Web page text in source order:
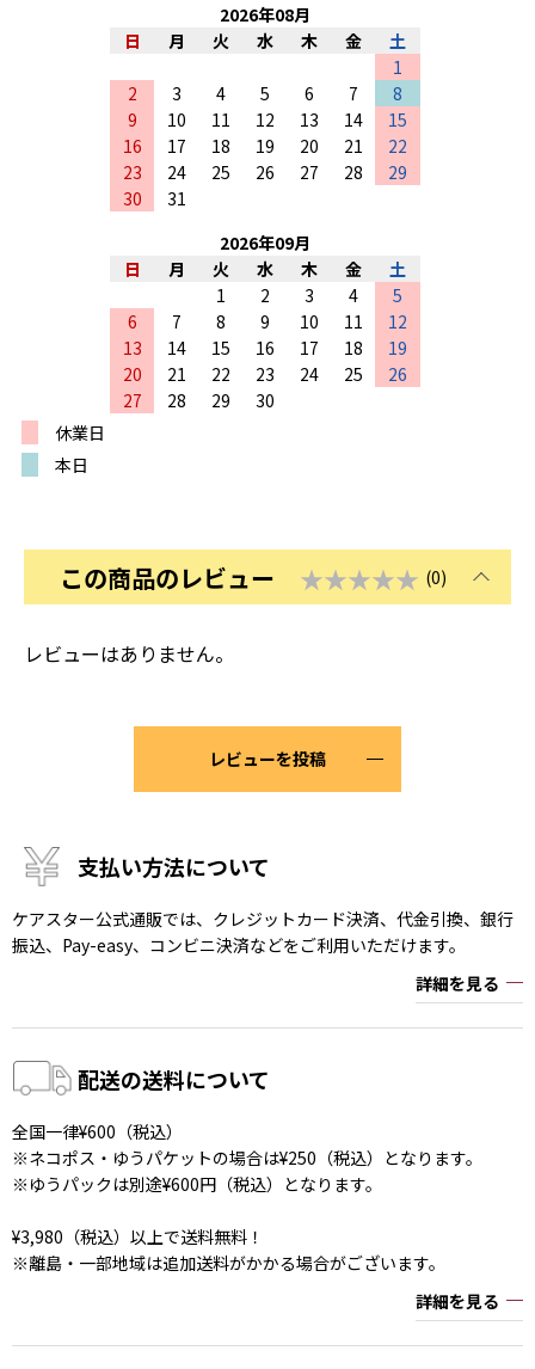
2026年08月
日
月 火 水 木 金
土
1
2
3 4 5 6 7
8
9
10 11 12 13 14
15
16
17 18 19 20 21
22
23
24 25 26 27 28
29
30
31
2026年09月
日
月 火 水 木 金
土
1
2 3 4
5
6
7 8 9 10 11
12
13
14 15 16 17 18
19
20
21 22 23 24 25
26
27
28 29
30
休業日
本日
この商品のレビュー ★★★★★ (0)
レビューはありません。
レビューを投稿
支払い方法について
ケアスター公式通販では、クレジットカード決済、代金引換、銀行
振込、Pay-easy、コンビニ決済などをご利用いただけます。
詳細を見る
配送の送料について
全国一律¥600（税込）
※ネコポス・ゆうパケットの場合は¥250（税込）となります。
※ゆうパックは別途¥600円（税込）となります。
¥3,980（税込）以上で送料無料！
※離島・一部地域は追加送料がかかる場合がございます。
詳細を見る